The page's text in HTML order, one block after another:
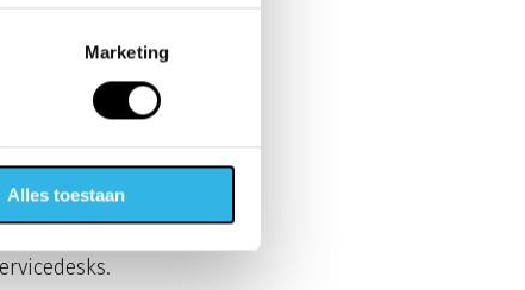
Marketing
Alles toestaan
prioritaire
via algemene
met
kunnen proactief